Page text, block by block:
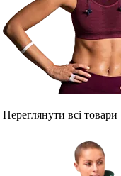
Переглянути всі товари